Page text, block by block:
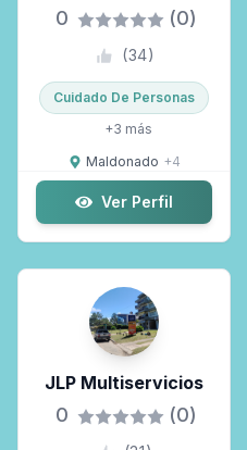
Esencia
0 (0)
(34)
Cuidado De Personas
+3 más
Maldonado +4
Ver Perfil
JLP Multiservicios
0 (0)